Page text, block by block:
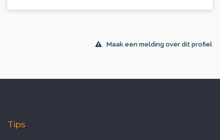
Maak een melding over dit profiel
Tips